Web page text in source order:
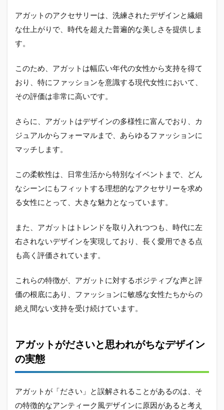
アガットのアクセサリーは、洗練されたデザインと繊細
な仕上がりで、時代を超えた普遍的な美しさを提供しま
す。
このため、アガットは幅広い年代の女性から支持を得て
おり、特にファッションを意識する現代女性において、
その評価は非常に高いです。
さらに、アガットはデザインの多様性に富んでおり、カ
ジュアルからフォーマルまで、あらゆるファッションに
マッチします。
この柔軟性は、日常生活から特別なイベントまで、どん
なシーンにもフィットする理想的なアクセサリーを求め
る女性にとって、大きな魅力となっています。
また、アガットはトレンドを取り入れつつも、時代に左
右されないデザインを実現しており、長く愛用できる点
も高く評価されています。
これらの特徴が、アガットに対するポジティブな声と評
価の根底にあり、ファッションに敏感な女性たちからの
絶え間ない支持を受け続けています。
アガットがださいと思われがちなデザイン
の実態
アガットが「ださい」と誤解されることがあるのは、そ
の特徴的なアンティーク風デザインに原因があると考え